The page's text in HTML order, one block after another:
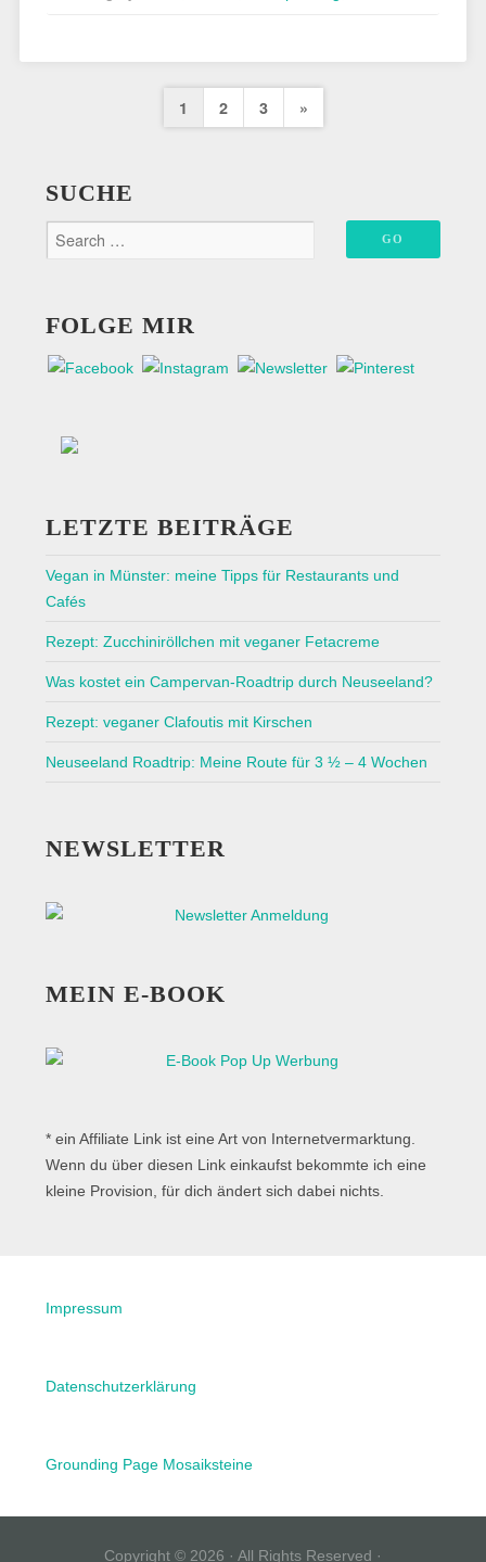
Seitennummerierung
1 2 3
Next
»
SUCHE
FOLGE MIR
LETZTE BEITRÄGE
Vegan in Münster: meine Tipps für Restaurants und
Cafés
Rezept: Zucchiniröllchen mit veganer Fetacreme
Was kostet ein Campervan-Roadtrip durch Neuseeland?
Rezept: veganer Clafoutis mit Kirschen
Neuseeland Roadtrip: Meine Route für 3 ½ – 4 Wochen
NEWSLETTER
MEIN E-BOOK
* ein Affiliate Link ist eine Art von Internetvermarktung.
Wenn du über diesen Link einkaufst bekommte ich eine
kleine Provision, für dich ändert sich dabei nichts.
Impressum
Datenschutzerklärung
Grounding Page Mosaiksteine
Copyright © 2026 · All Rights Reserved ·